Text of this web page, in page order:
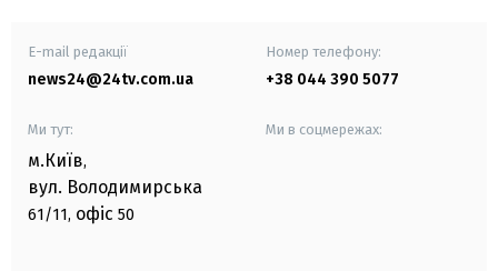
E-mail редакції
news24@24tv.com.ua
Номер телефону:
+38 044 390 5077
Ми тут:
м.Київ,
вул. Володимирська
61/11, офіс 50
Ми в соцмережах: